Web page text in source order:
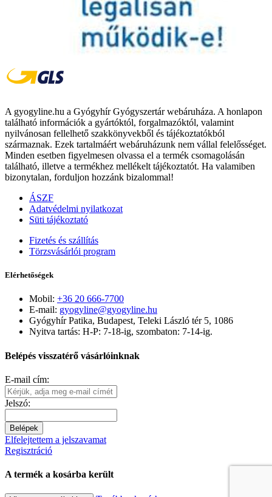
A gyogyline.hu a Gyógyhír Gyógyszertár webáruháza. A honlapon
található információk a gyártóktól, forgalmazóktól, valamint
nyilvánosan fellelhető szakkönyvekből és tájékoztatókból
származnak. Ezek tartalmáért webáruházunk nem vállal felelősséget.
Minden esetben figyelmesen olvassa el a termék csomagolásán
található, illetve a termékhez mellékelt tájékoztatót. Ha valamiben
bizonytalan, forduljon hozzánk bizalommal!
ÁSZF
Adatvédelmi nyilatkozat
Süti tájékoztató
Fizetés és szállítás
Törzsvásárlói program
Elérhetőségek
Mobil: +36 20 666-7700
E-mail: gyogyline@gyogyline.hu
Gyógyhír Patika, Budapest, Teleki László tér 5, 1086
Nyitva tartás: H-P: 7-18-ig, szombaton: 7-14-ig.
Belépés visszatérő vásárlóinknak
E-mail cím:
Jelszó:
Belépek
Elfelejtettem a jelszavamat
Regisztráció
A termék a kosárba került